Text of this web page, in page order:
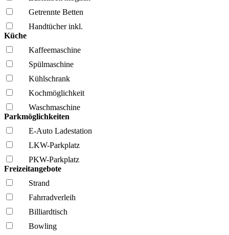
Getrennte Betten
Handtücher inkl.
Küche
Kaffee­maschine
Spül­maschine
Kühl­schrank
Kochmöglich­keit
Wasch­maschine
Parkmöglichkeiten
E-Auto Ladestation
LKW-Parkplatz
PKW-Parkplatz
Freizeitangebote
Strand
Fahrrad­verleih
Billiardtisch
Bowling